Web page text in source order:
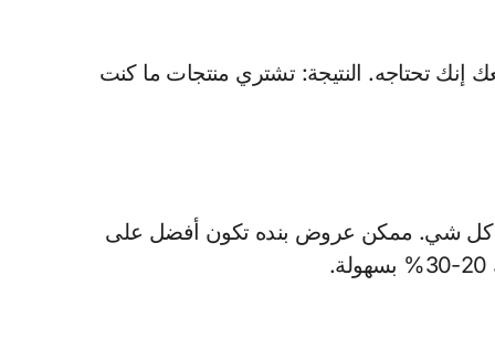
إنك تحتاجه. النتيجة: تشتري منتجات ما كنت
كل شي. ممكن عروض بنده تكون أفضل على